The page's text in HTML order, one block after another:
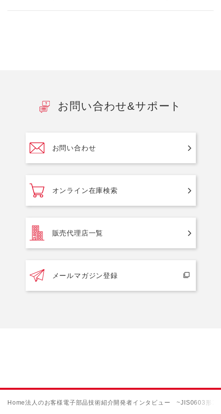
お問い合わせ&サポート
お問い合わせ
オンライン在庫検索
販売代理店一覧
メールマガジン登録
Home法人のお客様 電子部品技術紹介開発者インタビュー ~JIS0603形